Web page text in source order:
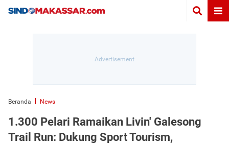
Beranda News
1.300 Pelari Ramaikan Livin' Galesong
Trail Run: Dukung Sport Tourism,